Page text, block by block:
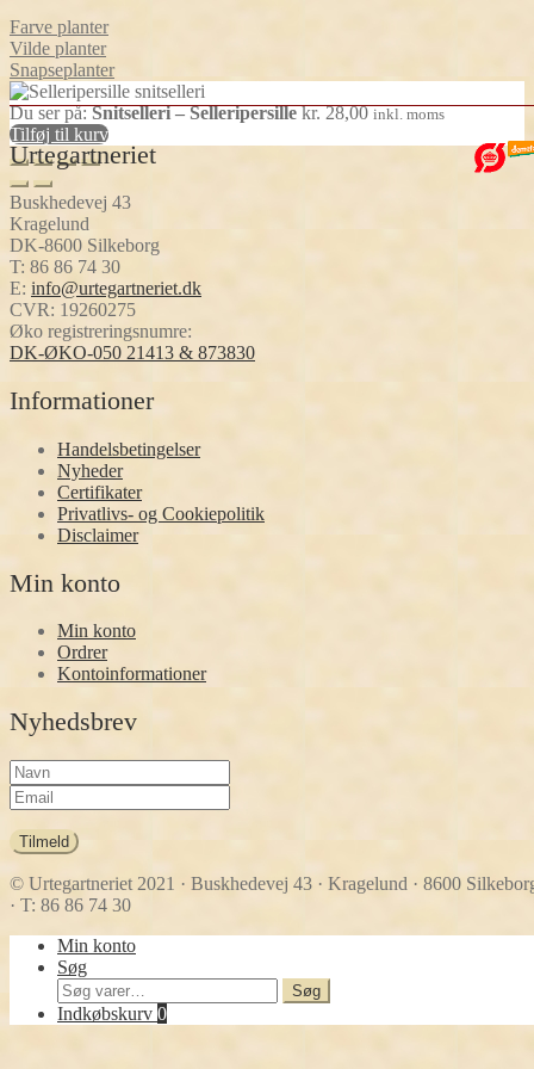
Farve planter
Vilde planter
Snapseplanter
Urtegartneriet
Buskhedevej 43
Kragelund
DK-8600 Silkeborg
T: 86 86 74 30
E: info@urtegartneriet.dk
CVR: 19260275
Øko registreringsnumre:
DK-ØKO-050 21413 & 873830
Informationer
Handelsbetingelser
Nyheder
Certifikater
Privatlivs- og Cookiepolitik
Disclaimer
Min konto
Min konto
Ordrer
Kontoinformationer
Nyhedsbrev
Tilmeld
© Urtegartneriet 2021 · Buskhedevej 43 · Kragelund · 8600
· T: 86 86 74 30
Min konto
Søg
Søg
efter:
Søg
Indkøbskurv 0
Du ser på:Snitselleri – Selleripersille kr.28,00 inkl. moms
Tilføj til kurv